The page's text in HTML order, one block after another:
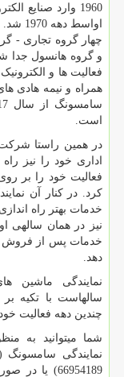
1960 وارد
چهار گروه تجاری -
فعالیت ها و
همراه و نیمه هادی
است.
در همین راستا
اداری خود را نیز
فعالیت خود را بر
کرد. در کنار آن
خدمات بهتر راه
نیز در همان سالهی
خدمات پس از فروش
دهد.
نمایندگی ماشین
سالهاست با تکیه
چندین دهه فعالیت
66954189)